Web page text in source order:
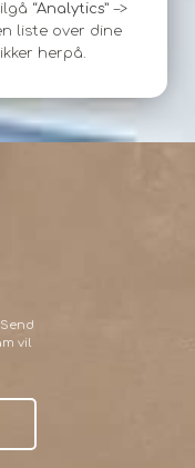
“Analytics” –>
liste over dine
herpå.
vil